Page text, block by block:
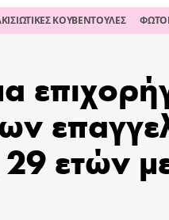
ΚΟΥΒΕΝΤΟΥΛΕΣ
29 ετών